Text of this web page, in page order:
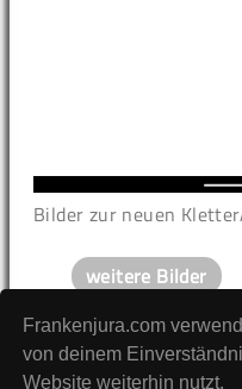
Frankenjura.com
von deinem
Website weiterhin nutzt.
Bilder zur neuen
weitere Bilder